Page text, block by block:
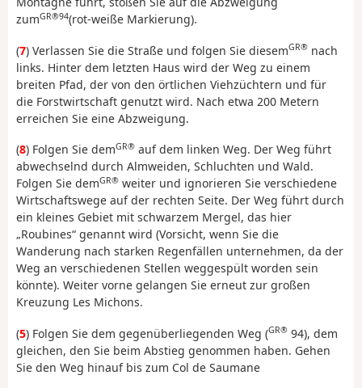
zumGR®94(rot-weiße Markierung).
(7) Verlassen Sie die Straße und folgen Sie diesemGR® nach
links. Hinter dem letzten Haus wird der Weg zu einem
breiten Pfad, der von den örtlichen Viehzüchtern und für
die Forstwirtschaft genutzt wird. Nach etwa 200 Metern
erreichen Sie eine Abzweigung.
(8) Folgen Sie demGR® auf dem linken Weg. Der Weg führt
abwechselnd durch Almweiden, Schluchten und Wald.
Folgen Sie demGR® weiter und ignorieren Sie verschiedene
Wirtschaftswege auf der rechten Seite. Der Weg führt durch
ein kleines Gebiet mit schwarzem Mergel, das hier
„Roubines“ genannt wird (Vorsicht, wenn Sie die
Wanderung nach starken Regenfällen unternehmen, da der
Weg an verschiedenen Stellen weggespült worden sein
könnte). Weiter vorne gelangen Sie erneut zur großen
Kreuzung Les Michons.
(5) Folgen Sie dem gegenüberliegenden Weg (GR® 94), dem
gleichen, den Sie beim Abstieg genommen haben. Gehen
Sie den Weg hinauf bis zum Col de Saumane